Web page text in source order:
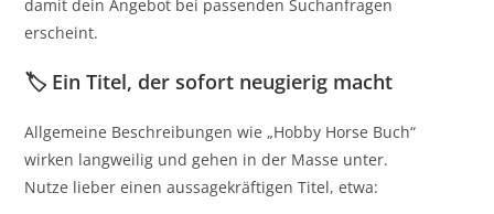
damit dein Angebot bei passenden Suchanfragen
erscheint.
🏷️ Ein Titel, der sofort neugierig macht
Allgemeine Beschreibungen wie „Hobby Horse Buch“
wirken langweilig und gehen in der Masse unter.
Nutze lieber einen aussagekräftigen Titel, etwa: